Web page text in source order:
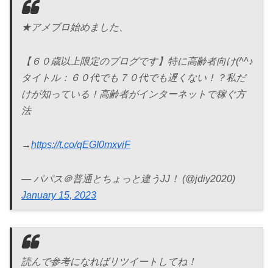
★アメブロ始めました、
【６０歳以上限定のブログです】特に高齢者向け(^^♪
タイトル：６０代でも７０代でも遅くない！？私だ
けが知っている！高齢者がインターネットで稼ぐ方
法
→https://t.co/qEGI0mxviF
— パパス＠普通とちょっと違うJJ！ (@jdiy2020)
January 15, 2023
読んで参考になればリツイートしてね！